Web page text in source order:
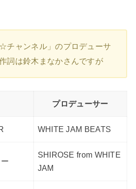
☆チャンネル」のプロデューサ
詞は鈴木まなかさんですが
プロデューサー
WHITE JAM BEATS
SHIROSE from WHITE
JAM